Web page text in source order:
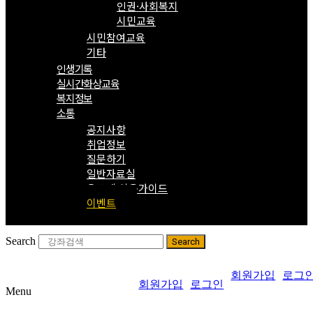
인권·사회복지
시민교육
시민참여교육
기타
인생기록
실시간화상교육
복지정보
소통
공지사항
취업정보
질문하기
일반자료실
온도계 이용가이드
이벤트
Search Search
회원가입 로그
회원가입 로그인
Menu